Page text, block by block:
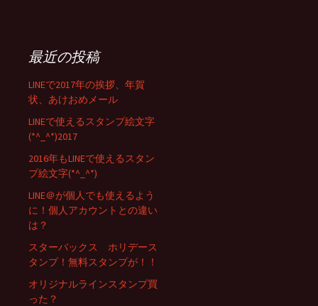
最近の投稿
LINEで2017年の挨拶、年賀
状、あけおめメール
LINEで使えるスタンプ絵文字
(*^_^*)2017
2016年もLINEで使えるスタン
プ絵文字(*^_^*)
LINE＠が個人でも使えるよう
に！個人アカウントとの違い
は？
スターバックス ホリデース
タンプ！無料スタンプが！！
オリジナルラインスタンプ買
った？